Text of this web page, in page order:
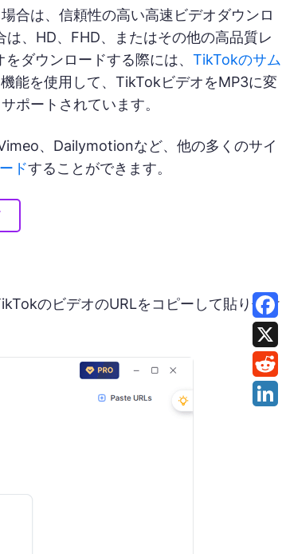
合は、信頼性の高い高速ビデオダウンロ
、HD、FHD、またはその他の高品質レ
ダウンロードする際には、 TikTokのサム
能を使用して、TikTokビデオをMP3に変
ポートされています。
、Dailymotionなど、他の多くのサイ
ドすることができます。
のビデオのURLをコピーして貼り付け